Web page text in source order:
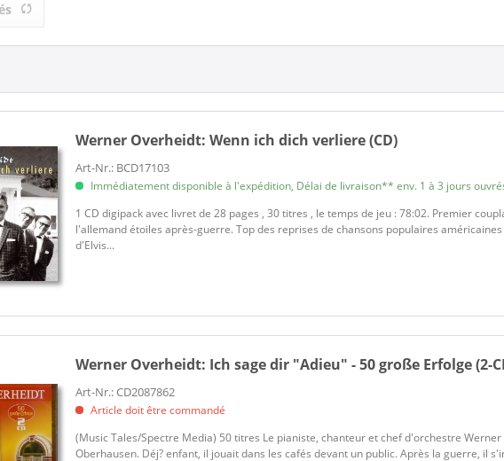
Werner Overheidt:Wenn ich dich verliere (CD)
Art-Nr.: BCD17103
Immédiatement disponible à l'expédition, Délai de livraison** env. 1 à 3 jours
1 CD digipack avec livret de 28 pages , 30 titres , le temps de jeu : 78:02. Premier
l'allemand étoiles après-guerre. Top des reprises de chansons populaires
d'Elvis...
Werner Overheidt: Ich sage dir "Adieu" - 50 große Erfolge (2-
Art-Nr.: CD2087862
Article doit être commandé
(Music Tales/Spectre Media) 50 titres Le pianiste, chanteur et chef d'orchestre
Oberhausen. Déj? enfant, il jouait dans les cafés devant un public. Après la guerre, il